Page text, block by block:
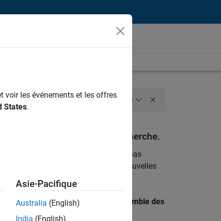
de produits 3
à vos critères de recherche.
. Si malgré tout vous ne trouvez pas
pour vous tenir au courant des nouvelles
par lieu pour trouver l’ensemble des
voir les événements et les offres
States.
Asie-Pacifique
Australia (English)
India (English)